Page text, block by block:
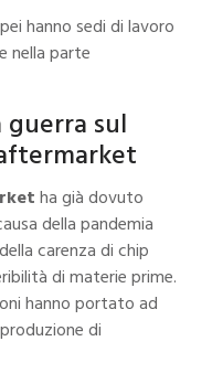
hanno sedi di lavoro
nella parte
guerra sul
ha già dovuto
della pandemia
carenza di chip
di materie prime.
hanno portato ad
di